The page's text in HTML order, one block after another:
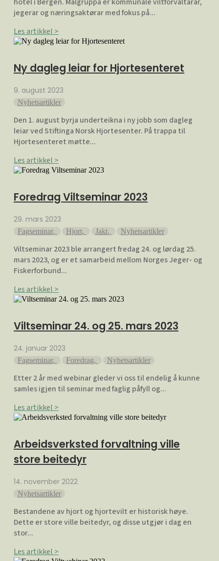
hotel i Bergen. Målgruppa er kommunale viltforvaltarar,
jegerar og næringsaktørar med fokus på...
Les artikkel >
Ny dagleg leiar for Hjortesenteret
9. august 2023
Nyhetsartikler
Den 1. august byrja underteikna i ny jobb som dagleg
leiar ved Stiftinga Norsk Hjortesenter. På trappa til
Hjortesenteret møtte...
Les artikkel >
Foredrag Viltseminar 2023
29. mars 2023
Fagseminar, Hjort, Jakt, Nyhetsartikler
Viltseminar 2023 ble arrangert fredag 24. og lørdag 25.
mars 2023, og er et samarbeid mellom Norges Jeger- og
Fiskerforbund...
Les artikkel >
Viltseminar 24. og 25. mars 2023
24. januar 2023
Fagseminar, Foredrag, Nyhetsartikler
Etter 2 år med webinar gleder vi oss til endelig å kunne
samles igjen til seminar med faglig påfyll og...
Les artikkel >
Arbeidsverksted forvaltning ville
store beitedyr
14. november 2022
Nyhetsartikler
Bestandene av hjort og hjortevilt er historisk høye.
Dette er store ville beitedyr, og disse utgjør i dag en
stor...
Les artikkel >